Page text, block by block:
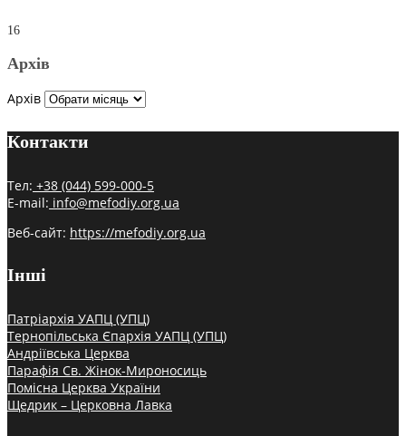
16
Архів
Архів
Контакти
Тел: +38 (044) 599-000-5
E-mail: info@mefodiy.org.ua
Веб-сайт: https://mefodiy.org.ua
Інші
Патріархія УАПЦ (УПЦ)
Тернопільська Єпархія УАПЦ (УПЦ)
Андріївська Церква
Парафія Св. Жінок-Мироносиць
Помісна Церква України
Щедрик – Церковна Лавка